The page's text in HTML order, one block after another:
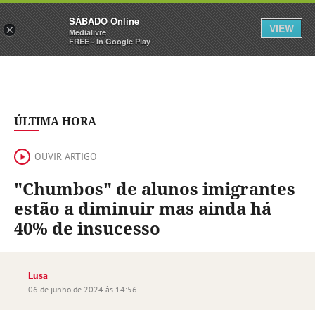
Sábado Assine Iniciar Sessão
ÚLTIMA HORA
OUVIR ARTIGO
"Chumbos" de alunos imigrantes
estão a diminuir mas ainda há
40% de insucesso
Lusa
06 de junho de 2024 às 14:56
×
SÁBADO Online
Medialivre
FREE - In Google Play
VIEW